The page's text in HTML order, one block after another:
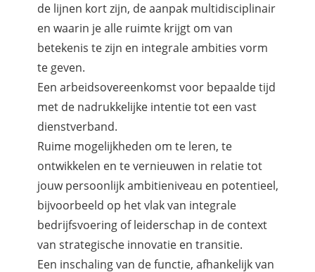
de lijnen kort zijn, de aanpak multidisciplinair
en waarin je alle ruimte krijgt om van
betekenis te zijn en integrale ambities vorm
te geven.
Een arbeidsovereenkomst voor bepaalde tijd
met de nadrukkelijke intentie tot een vast
dienstverband.
Ruime mogelijkheden om te leren, te
ontwikkelen en te vernieuwen in relatie tot
jouw persoonlijk ambitieniveau en potentieel,
bijvoorbeeld op het vlak van integrale
bedrijfsvoering of leiderschap in de context
van strategische innovatie en transitie.
Een inschaling van de functie, afhankelijk van